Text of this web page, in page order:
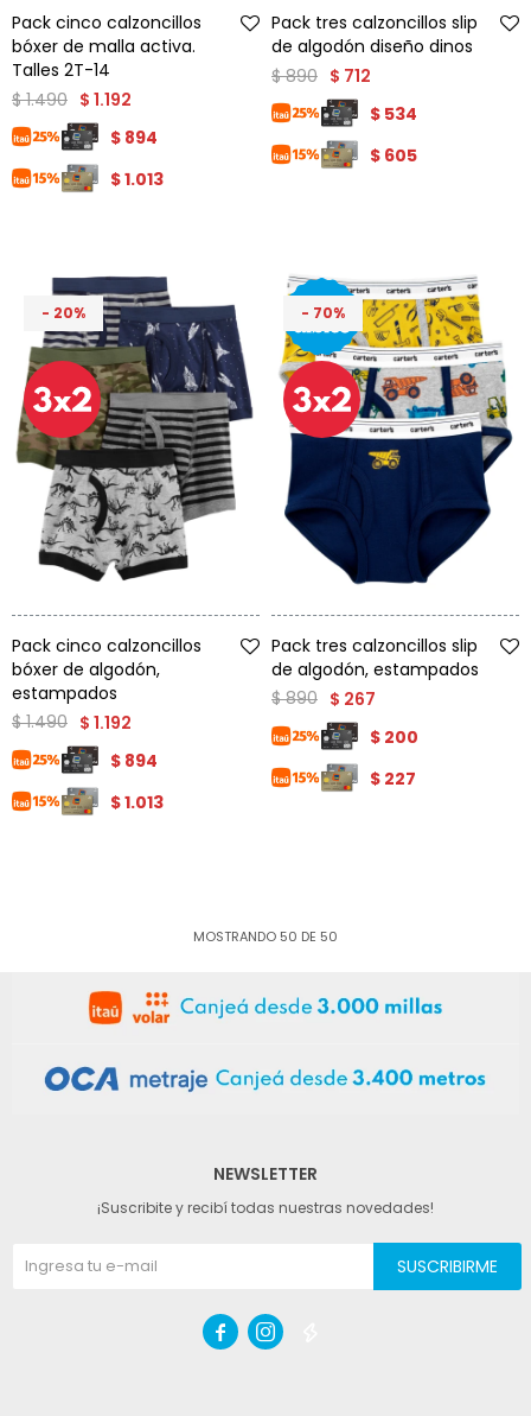
Pack cinco calzoncillos
bóxer de malla activa.
Talles 2T-14
$ 1.192
$ 1.490
$ 894
$1.013
Pack tres calzoncillos slip
de algodón diseño dinos
$ 712
$ 890
$ 534
$ 605
20
Pack cinco calzoncillos
bóxer de algodón,
estampados
$ 1.192
$ 1.490
$ 894
$1.013
70
Pack tres calzoncillos slip
de algodón, estampados
$ 267
$ 890
$ 200
$ 227
MOSTRANDO 50 DE 50
NEWSLETTER
¡Suscribite y recibí todas nuestras novedades!
SUSCRIBIRME
 